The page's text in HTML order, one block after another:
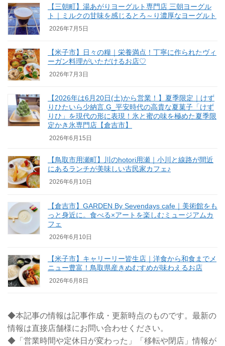
【三朝町】湯あがりヨーグルト専門店 三朝ヨーグル
ト｜ミルクの甘味を感じるとろ～り濃厚なヨーグルト
2026年7月5日
【米子市】日々の糧｜栄養満点！丁寧に作られたヴィ
ーガン料理がいただけるお店♡
2026年7月3日
【2026年は6月20日(土)から営業！】夏季限定｜けず
りひたいら少納言.G_平安時代の高貴な夏菓子「けず
りひ」を現代の形に表現！氷と蜜の味を極めた夏季限
定かき氷専門店【倉吉市】
2026年6月15日
【鳥取市用瀬町】川のhotori用瀬｜小川と線路が間近
にあるランチが美味しい古民家カフェ♪
2026年6月10日
【倉吉市】GARDEN By Sevendays cafe｜美術館をも
っと身近に。食べる×アートを楽しむミュージアムカ
フェ
2026年6月10日
【米子市】キャリーリー皆生店｜洋食から和食までメ
ニュー豊富！鳥取県産きぬむすめが味わえるお店
2026年6月8日
◆本記事の情報は記事作成・更新時点のものです。最新の
情報は直接店舗様にお問い合わせください。
◆「営業時間や定休日が変わった」「移転や閉店」情報が